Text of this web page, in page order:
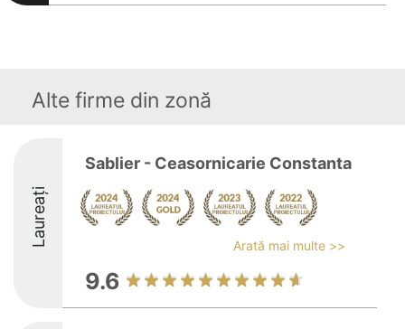
Alte firme din zonă
Laureați
Sablier - Ceasornicarie Constanta
Arată mai multe >>
9.6